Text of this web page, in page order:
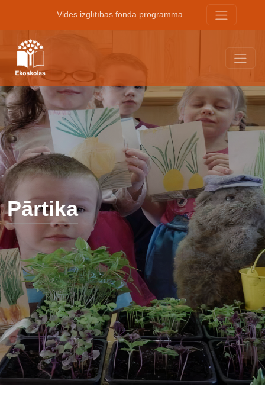
Vides izglītības fonda programma
Pārtika